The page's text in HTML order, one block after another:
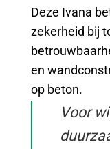
Deze Ivana
zekerheid bij
en
op beton.
Voor